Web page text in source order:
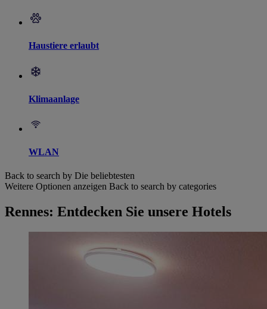
Haustiere erlaubt
Klimaanlage
WLAN
Back to search by Die beliebtesten
Weitere Optionen anzeigen Back to search by categories
Rennes: Entdecken Sie unsere Hotels